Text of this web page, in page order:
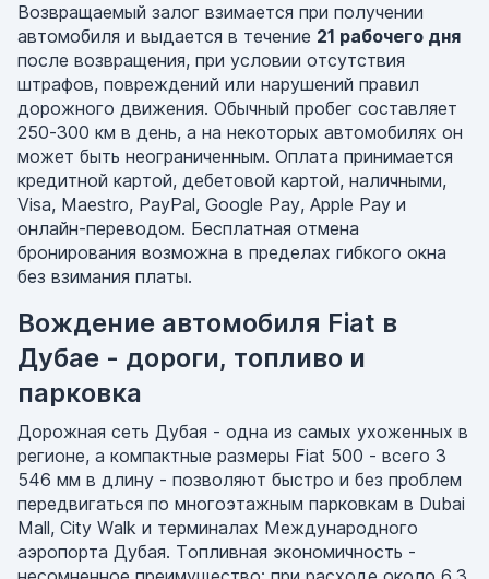
Возвращаемый залог взимается при получении
автомобиля и выдается в течение 21 рабочего дня
после возвращения, при условии отсутствия
штрафов, повреждений или нарушений правил
дорожного движения. Обычный пробег составляет
250-300 км в день, а на некоторых автомобилях он
может быть неограниченным. Оплата принимается
кредитной картой, дебетовой картой, наличными,
Visa, Maestro, PayPal, Google Pay, Apple Pay и
онлайн-переводом. Бесплатная отмена
бронирования возможна в пределах гибкого окна
без взимания платы.
Вождение автомобиля Fiat в
Дубае - дороги, топливо и
парковка
Дорожная сеть Дубая - одна из самых ухоженных в
регионе, а компактные размеры Fiat 500 - всего 3
546 мм в длину - позволяют быстро и без проблем
передвигаться по многоэтажным парковкам в Dubai
Mall, City Walk и терминалах Международного
аэропорта Дубая. Топливная экономичность -